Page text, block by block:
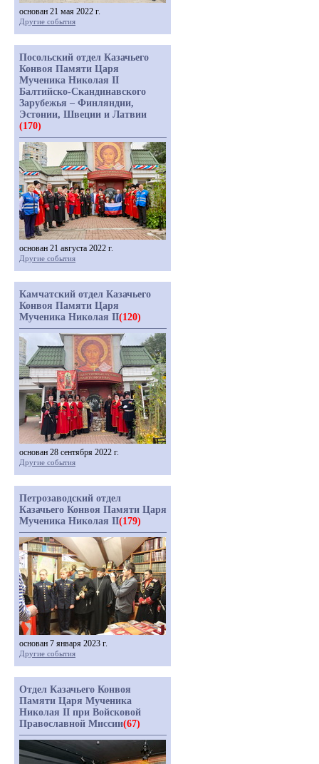
основан 21 мая 2022 г.
Другие события
Посольский отдел Казачьего
Конвоя Памяти Царя
Мученика Николая II
Балтийско-Скандинавского
Зарубежья – Финляндии,
Эстонии, Швеции и Латвии
(170)
основан 21 августа 2022 г.
Другие события
Камчатский отдел Казачьего
Конвоя Памяти Царя
Мученика Николая II(120)
основан 28 сентября 2022 г.
Другие события
Петрозаводский отдел
Казачьего Конвоя Памяти Царя
Мученика Николая II(179)
основан 7 января 2023 г.
Другие события
Отдел Казачьего Конвоя
Памяти Царя Мученика
Николая II при Войсковой
Православной Миссии(67)